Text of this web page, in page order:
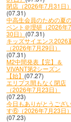
閉店（2026年7月31日）
(07.31)
中高生会員のための夏
ベント＠理研（2026年
30日） (07.31)
キッズサイエンス2026
（2026年7月29日）
(07.31)
M2中間発表【完】＆
VIVANT第2シーズン
【始】 (07.27)
エリプス間もなく閉店
（2026年7月23日）
(07.23)
今日もありがとうござ
す⑥（2026年7月23日）
(07.23)